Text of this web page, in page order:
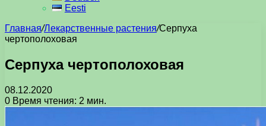
Eesti
Главная/Лекарственные растения/Серпуха
чертополоховая
Серпуха чертополоховая
08.12.2020
0 Время чтения: 2 мин.